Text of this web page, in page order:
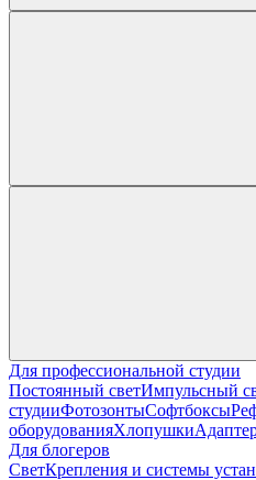
Для профессиональной студии
Постоянный светИмпульсный
студииФотозонтыСофтбоксы
оборудованияХлопушки
Для блогеров
СветКрепления и системы